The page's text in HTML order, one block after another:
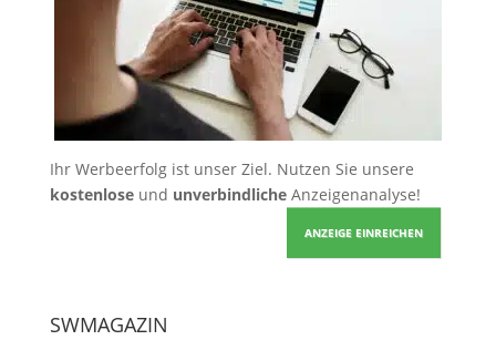
Ihr Werbeerfolg ist unser Ziel. Nutzen Sie unsere
kostenloseund unverbindlicheAnzeigenanalyse!
ANZEIGE EINREICHEN
SWMAGAZIN